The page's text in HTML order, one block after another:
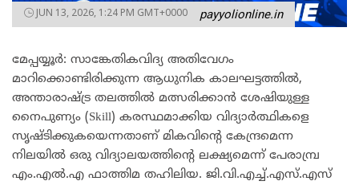
JUN 13, 2026, 1:24 PM GMT+0000 payyolionline.in
മേപ്പയ്യൂർ: സാങ്കേതികവിദ്യ അതിവേഗം
മാറിക്കൊണ്ടിരിക്കുന്ന ആധുനിക കാലഘട്ടത്തിൽ,
അന്താരാഷ്ട്ര തലത്തിൽ മത്സരിക്കാൻ ശേഷിയുള്ള
നൈപുണ്യം (Skill) കരസ്ഥമാക്കിയ വിദ്യാർത്ഥികളെ
സൃഷ്ടിക്കുകയെന്നതാണ് മികവിന്റെ കേന്ദ്രമെന്ന
നിലയിൽ ഒരു വിദ്യാലയത്തിന്റെ ലക്ഷ്യമെന്ന് പേരാമ്പ്ര
എം.എൽ.എ ഫാത്തിമ തഹിലിയ. ജി.വി.എച്ച്.എസ്.എസ്